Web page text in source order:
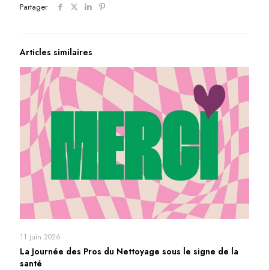
Partager
Articles similaires
11 juin 2026
La Journée des Pros du Nettoyage sous le signe de la
santé